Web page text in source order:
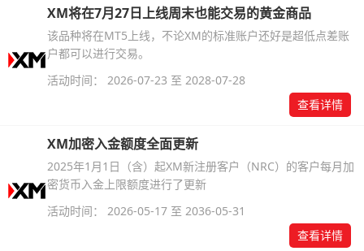
XM将在7月27日上线周末也能交易的黄金商品
该品种将在MT5上线，不论XM的标准账户还好是超低点差账
户都可以进行交易。
活动时间： 2026-07-23 至 2028-07-28
查看详情
XM加密入金额度全面更新
2025年1月1日（含）起XM新注册客户（NRC）的客户每月加
密货币入金上限额度进行了更新
活动时间： 2026-05-17 至 2036-05-31
查看详情